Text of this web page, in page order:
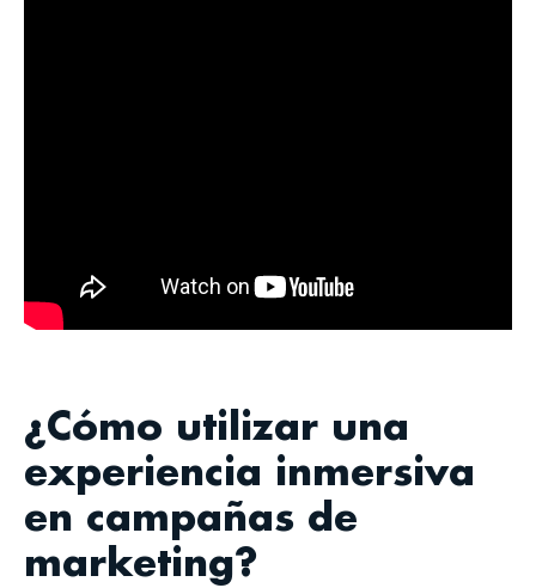
¿Cómo utilizar una
experiencia inmersiva
en campañas de
marketing?